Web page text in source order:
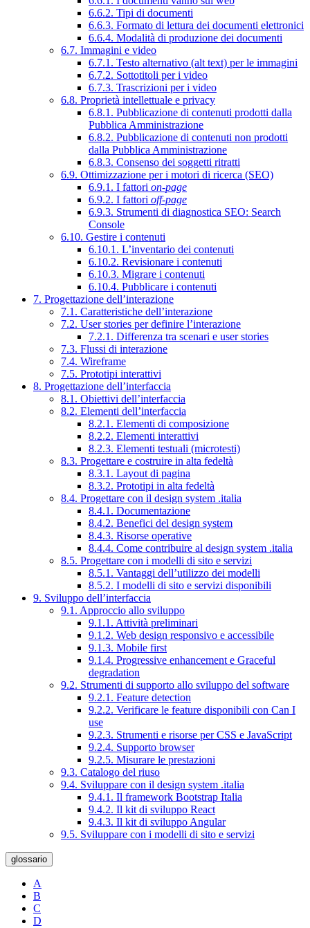
6.6.2. Tipi di documenti
6.6.3. Formato di lettura dei documenti elettronici
6.6.4. Modalità di produzione dei documenti
6.7. Immagini e video
6.7.1. Testo alternativo (alt text) per le immagini
6.7.2. Sottotitoli per i video
6.7.3. Trascrizioni per i video
6.8. Proprietà intellettuale e privacy
6.8.1. Pubblicazione di contenuti prodotti dalla
Pubblica Amministrazione
6.8.2. Pubblicazione di contenuti non prodotti
dalla Pubblica Amministrazione
6.8.3. Consenso dei soggetti ritratti
6.9. Ottimizzazione per i motori di ricerca (SEO)
6.9.1. I fattori on-page
6.9.2. I fattori off-page
6.9.3. Strumenti di diagnostica SEO: Search
Console
6.10. Gestire i contenuti
6.10.1. L’inventario dei contenuti
6.10.2. Revisionare i contenuti
6.10.3. Migrare i contenuti
6.10.4. Pubblicare i contenuti
7. Progettazione dell’interazione
7.1. Caratteristiche dell’interazione
7.2. User stories per definire l’interazione
7.2.1. Differenza tra scenari e user stories
7.3. Flussi di interazione
7.4. Wireframe
7.5. Prototipi interattivi
8. Progettazione dell’interfaccia
8.1. Obiettivi dell’interfaccia
8.2. Elementi dell’interfaccia
8.2.1. Elementi di composizione
8.2.2. Elementi interattivi
8.2.3. Elementi testuali (microtesti)
8.3. Progettare e costruire in alta fedeltà
8.3.1. Layout di pagina
8.3.2. Prototipi in alta fedeltà
8.4. Progettare con il design system .italia
8.4.1. Documentazione
8.4.2. Benefici del design system
8.4.3. Risorse operative
8.4.4. Come contribuire al design system .italia
8.5. Progettare con i modelli di sito e servizi
8.5.1. Vantaggi dell’utilizzo dei modelli
8.5.2. I modelli di sito e servizi disponibili
9. Sviluppo dell’interfaccia
9.1. Approccio allo sviluppo
9.1.1. Attività preliminari
9.1.2. Web design responsivo e accessibile
9.1.3. Mobile first
9.1.4. Progressive enhancement e Graceful
degradation
9.2. Strumenti di supporto allo sviluppo del software
9.2.1. Feature detection
9.2.2. Verificare le feature disponibili con Can I
use
9.2.3. Strumenti e risorse per CSS e JavaScript
9.2.4. Supporto browser
9.2.5. Misurare le prestazioni
9.3. Catalogo del riuso
9.4. Sviluppare con il design system .italia
9.4.1. Il framework Bootstrap Italia
9.4.2. Il kit di sviluppo React
9.4.3. Il kit di sviluppo Angular
9.5. Sviluppare con i modelli di sito e servizi
glossario
A
B
C
D